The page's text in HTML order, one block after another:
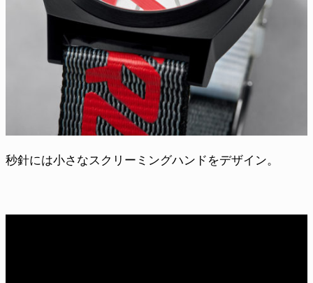
秒針には小さなスクリーミングハンドをデザイン。